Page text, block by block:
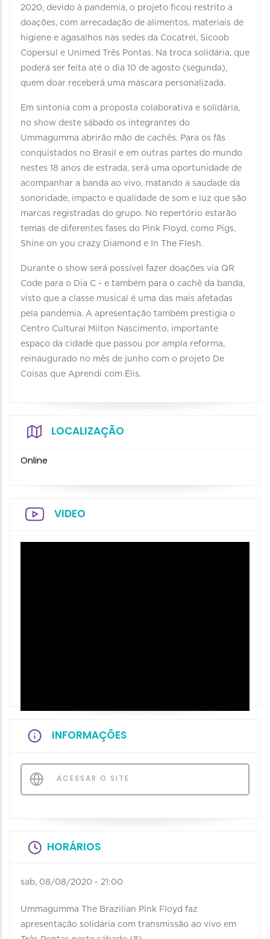
2020, devido à pandemia, o projeto ficou restrito a
doações, com arrecadação de alimentos, materiais de
higiene e agasalhos nas sedes da Cocatrel, Sicoob
Copersul e Unimed Três Pontas. Na troca solidária, que
poderá ser feita até o dia 10 de agosto (segunda),
quem doar receberá uma máscara personalizada.
Em sintonia com a proposta colaborativa e solidária,
no show deste sábado os integrantes do
Ummagumma abrirão mão de cachês. Para os fãs
conquistados no Brasil e em outras partes do mundo
nestes 18 anos de estrada, será uma oportunidade de
acompanhar a banda ao vivo, matando a saudade da
sonoridade, impacto e qualidade de som e luz que são
marcas registradas do grupo. No repertório estarão
temas de diferentes fases do Pink Floyd, como Pigs,
Shine on you crazy Diamond e In The Flesh.
Durante o show será possível fazer doações via QR
Code para o Dia C - e também para o cachê da banda,
visto que a classe musical é uma das mais afetadas
pela pandemia. A apresentação também prestigia o
Centro Cultural Milton Nascimento, importante
espaço da cidade que passou por ampla reforma,
reinaugurado no mês de junho com o projeto De
Coisas que Aprendi com Elis.
LOCALIZAÇÃO
Online
VIDEO
INFORMAÇÕES
ACESSAR O SITE
HORÁRIOS
sab, 08/08/2020 - 21:00
Ummagumma The Brazilian Pink Floyd faz
apresentação solidária com transmissão ao vivo em